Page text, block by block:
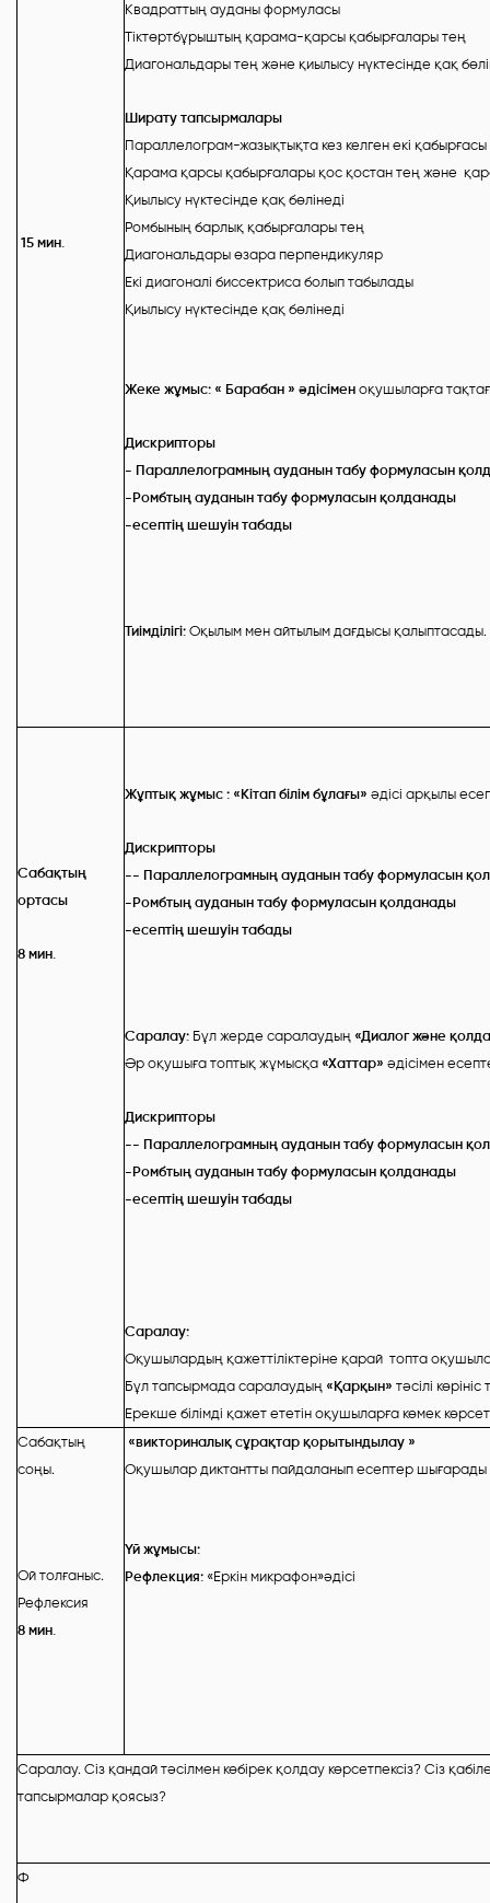
15 мин.
Квадраттың ауданы формуласы
Тіктөртбұрыштың қарама-қарсы қабырғалары тең
Диагональдары тең және қиылысу нүктесінде қақ
Ширату тапсырмалары
Параллелограм-жазықтықта кез келген екі
Қарама қарсы қабырғалары қос қостан тең және
Қиылысу нүктесінде қақ бөлінеді
Ромбының барлық қабырғалары тең
Диагональдары өзара перпендикуляр
Екі диагоналі биссектриса болып табылады
Қиылысу нүктесінде қақ бөлінеді
Жеке жұмыс: « Барабан » әдісімен оқушыларға
Дискрипторы
- Параллелограмның ауданын табу формуласын
-Ромбтың ауданын табу формуласын қолданады
-есептің шешуін табады
Тиімділігі: Оқылым мен айтылым дағдысы қалыптасады.
Сабақтың
ортасы
8 мин.
Жұптық жұмыс : «Кітап білім бұлағы» әдісі арқылы
Дискрипторы
-- Параллелограмның ауданын табу формуласын
-Ромбтың ауданын табу формуласын қолданады
-есептің шешуін табады
Саралау: Бұл жерде саралаудың «Диалог және
Әр оқушыға топтық жұмысқа «Хаттар» әдісімен
Дискрипторы
-- Параллелограмның ауданын табу формуласын
-Ромбтың ауданын табу формуласын қолданады
-есептің шешуін табады
Саралау:
Оқушылардың қажеттіліктеріне қарай топта
Бұл тапсырмада саралаудың «Қарқын» тәсілі
Ерекше білімді қажет ететін оқушыларға көмек
Сабақтың
соңы.
Ой толғаныс.
Рефлексия
8 мин.
«викториналық сұрақтар қорытындылау »
Оқушылар диктантты пайдаланып есептер шығарады
Үй жұмысы:
Рефлекция: «Еркін микрафон»әдісі
Саралау. Сіз қандай тәсілмен көбірек қолдау көрсетпексіз? Сіз
тапсырмалар қоясыз?
Ф